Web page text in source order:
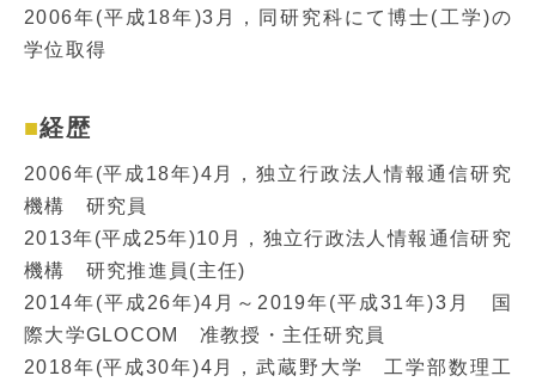
2006年(平成18年)3月，同研究科にて博士(工学)の
学位取得
経歴
2006年(平成18年)4月，独立行政法人情報通信研究
機構 研究員
2013年(平成25年)10月，独立行政法人情報通信研究
機構 研究推進員(主任)
2014年(平成26年)4月～2019年(平成31年)3月 国
際大学GLOCOM 准教授・主任研究員
2018年(平成30年)4月，武蔵野大学 工学部数理工